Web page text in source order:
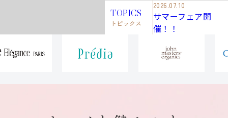
TOPICS
トピックス
2026.07.10
サマーフェア開
催！！